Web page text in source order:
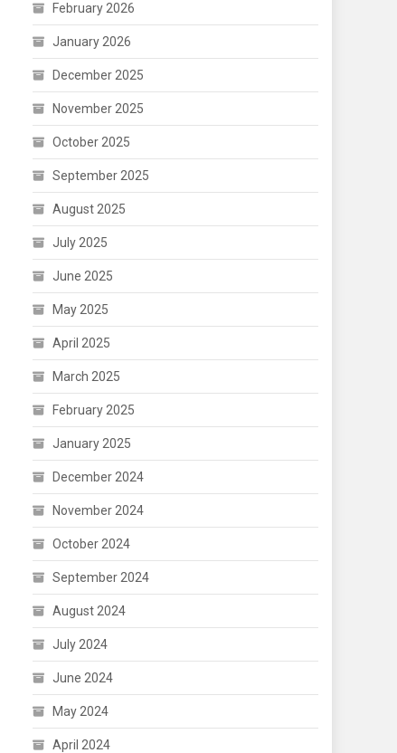
February 2026
January 2026
December 2025
November 2025
October 2025
September 2025
August 2025
July 2025
June 2025
May 2025
April 2025
March 2025
February 2025
January 2025
December 2024
November 2024
October 2024
September 2024
August 2024
July 2024
June 2024
May 2024
April 2024